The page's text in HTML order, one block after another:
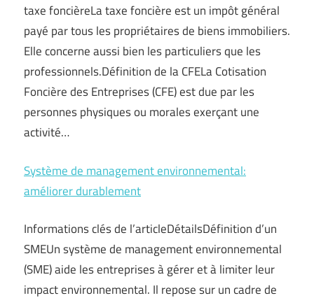
taxe foncièreLa taxe foncière est un impôt général
payé par tous les propriétaires de biens immobiliers.
Elle concerne aussi bien les particuliers que les
professionnels.Définition de la CFELa Cotisation
Foncière des Entreprises (CFE) est due par les
personnes physiques ou morales exerçant une
activité…
Système de management environnemental:
améliorer durablement
Informations clés de l’articleDétailsDéfinition d’un
SMEUn système de management environnemental
(SME) aide les entreprises à gérer et à limiter leur
impact environnemental. Il repose sur un cadre de